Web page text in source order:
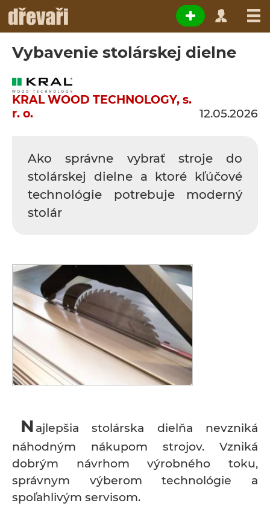
Vybavenie stolárskej dielne
KRAL WOOD TECHNOLOGY, s.
r. o.
12.05.2026
Ako správne vybrať stroje do
stolárskej dielne a ktoré kľúčové
technológie potrebuje moderný
stolár
N ajlepšia stolárska dielňa nevzniká
náhodným nákupom strojov. Vzniká
dobrým návrhom výrobného toku,
správnym výberom technológie a
spoľahlivým servisom.